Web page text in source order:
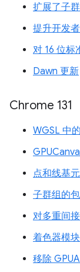
扩展了子
提升开发
对 16 位标
Dawn 更新
Chrome 131
WGSL 中
点和线基
子群组的
对多重间
着色器模
移除